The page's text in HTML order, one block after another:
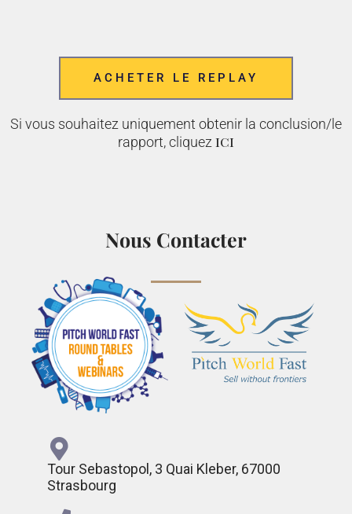
ACHETER LE REPLAY
Si vous souhaitez uniquement obtenir la conclusion/le
rapport, cliquez ici
Nous Contacter
Tour Sebastopol, 3 Quai Kleber, 67000
Strasbourg